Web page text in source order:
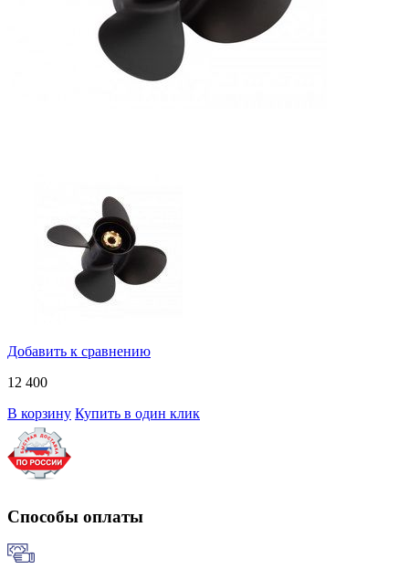
Добавить к сравнению
12 400
В корзину Купить в один клик
Способы оплаты